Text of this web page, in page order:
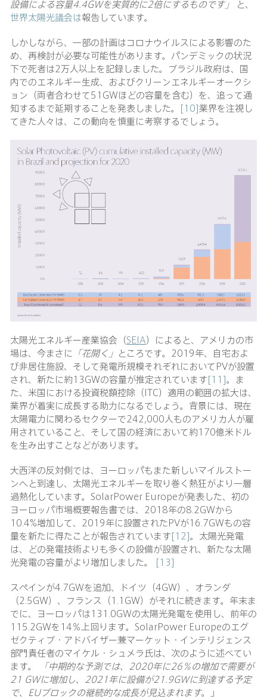
設備による容量4.4GWを実質的に2倍にするものです」
と、
世界太陽光議会は報告しています。
しかしながら、一部の計画はコロナウイルスによる影響のた
め、再検討が必要な可能性があります。パンデミックの状況
下で死者は2万人以上を記録しました。ブラジル政府は、国
内でのエネルギー生成、およびクリーンエネルギーオークシ
ョン（両者合わせて51GWほどの容量を含む）を、追って通
知するまで延期することを発表しました。 [10]業界を注視し
てきた人々は、この動向を慎重に考察するでしょう。
太陽光エネルギー産業協会（SEIA）によると、アメリカの市
場は、今まさに 「花開く」 ところです。2019年、自宅およ
び非居住施設、そして発電所規模それぞれにおいてPVが設置
され、新たに約13GWの容量が推定されています[11]。ま
た、米国における投資税額控除（ITC）適用の範囲の拡大は、
業界が着実に成長する助力になるでしょう。背景には、現在
太陽電力に関わるセクターで242,000人ものアメリカ人が雇
用されていること、そして国の経済において約170億米ドル
を生み出すことなどがあります。
大西洋の反対側では、ヨーロッパもまた新しいマイルストー
ンへと到達し、太陽光エネルギーを取り巻く熱狂がより一層
過熱化しています。SolarPower Europeが発表した、初の
ヨーロッパ市場概要報告書では、2018年の8.2GWから
10.4%増加して、2019年に設置されたPVが16.7GWもの容
量を新たに得たことが報告されています[12]。太陽光発電
は、どの発電技術よりも多くの設備が設置され、新たな太陽
光発電の容量がより増加しました。 [13]
スペインが4.7GWを追加、ドイツ（4GW）、オランダ
（2.5GW）、フランス（1.1GW）がそれに続きます。年末ま
でに、ヨーロッパは131.0GWの太陽光発電を使用し、前年の
115.2GWを14％上回ります。SolarPower Europeのエグ
ゼクティブ・アドバイザー兼マーケット・インテリジェンス
部門責任者のマイケル・シュメラ氏は、次のように述べてい
ます。
「中期的な予測では、 2020年に26％の増加で需要が
21 GWに増加し、2021年に設備が21.9GWに到達する予定
で、EUブロックの継続的な成長が見込まれます。」